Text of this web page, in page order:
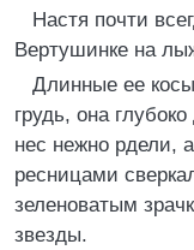
Настя почти
Вертушинке на
Длинные ее
грудь, она
нес нежно рдели,
ресницами
зеленоватым
звезды.